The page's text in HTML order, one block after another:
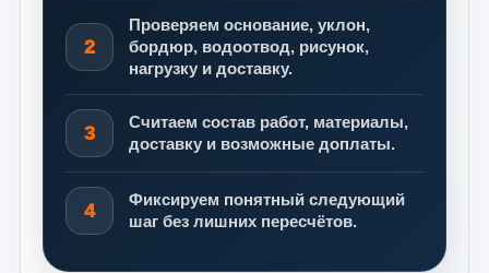
2
Проверяем основание, уклон,
бордюр, водоотвод, рисунок,
нагрузку и доставку.
3
Считаем состав работ, материалы,
доставку и возможные доплаты.
4
Фиксируем понятный следующий
шаг без лишних пересчётов.